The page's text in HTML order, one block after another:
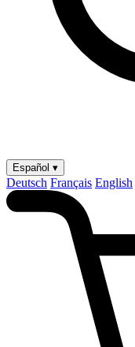
Español ▾
Deutsch Français English